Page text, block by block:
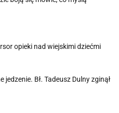
opieki nad wiejskimi dziećmi
jedzenie. Bł. Tadeusz Dulny zginął